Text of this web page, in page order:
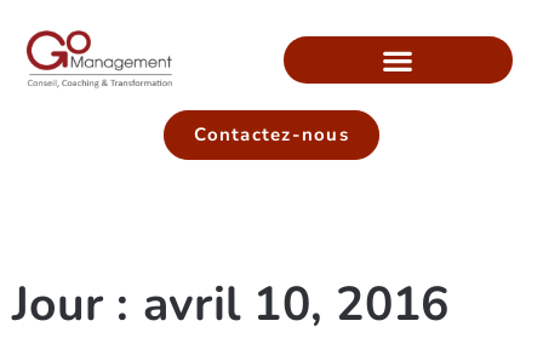
Contactez-nous
Jour : avril 10, 2016